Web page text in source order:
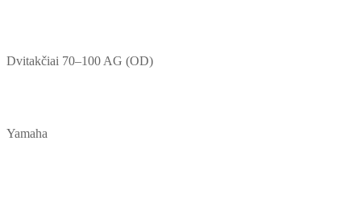
Dvitakčiai 70–100 AG (OD)
Yamaha